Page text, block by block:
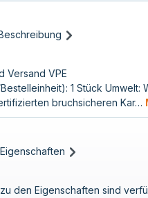
Versand VPE
1 Stück Umwelt:
bruchsicheren Kar…
Eigenschaften
den Eigenschaften sind